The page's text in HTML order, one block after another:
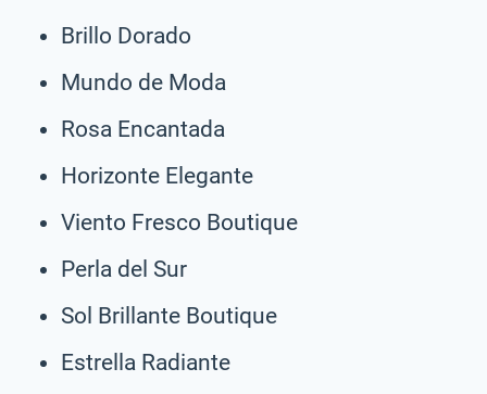
Brillo Dorado
Mundo de Moda
Rosa Encantada
Horizonte Elegante
Viento Fresco Boutique
Perla del Sur
Sol Brillante Boutique
Estrella Radiante